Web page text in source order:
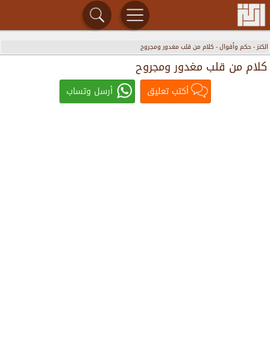
الكنز-حكم وأقوال- كلام من قلب مغدور ومجروح
كلام من قلب مغدور ومجروح
أكتب تعليق أرسل وتساب